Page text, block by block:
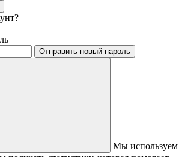
Отправить новый пароль
Мы используем